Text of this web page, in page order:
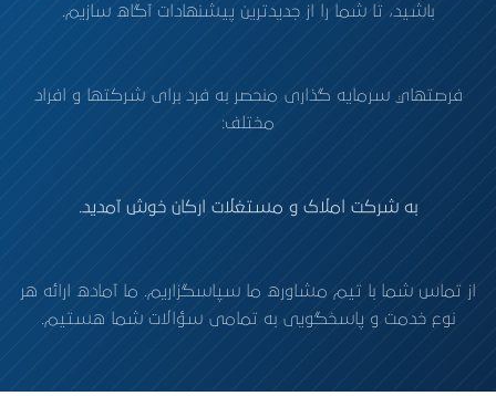
باشید، تا شما را از جدیدترین پیشنهادات آگاه سازیم.
فرصتهاي سرمايه گذاری منحصر به فرد برای شرکتها و افراد
مختلف:
به شرکت املاک و مستغلات ارکان خوش آمدید.
از تماس شما با تیم مشاوره ما سپاسگزاریم. ما آماده ارائه هر
نوع خدمت و پاسخگویی به تمامی سؤالات شما هستیم.